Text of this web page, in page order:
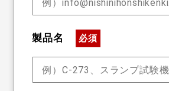
製品名 必須